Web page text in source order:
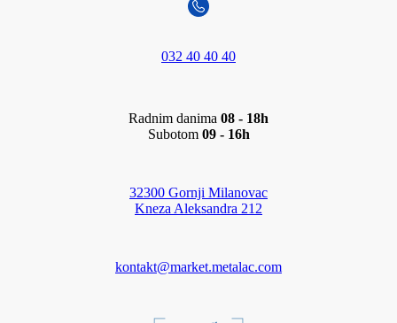
032 40 40 40
Radnim danima 08 - 18h
Subotom 09 - 16h
32300 Gornji Milanovac
Kneza Aleksandra 212
kontakt@market.metalac.com